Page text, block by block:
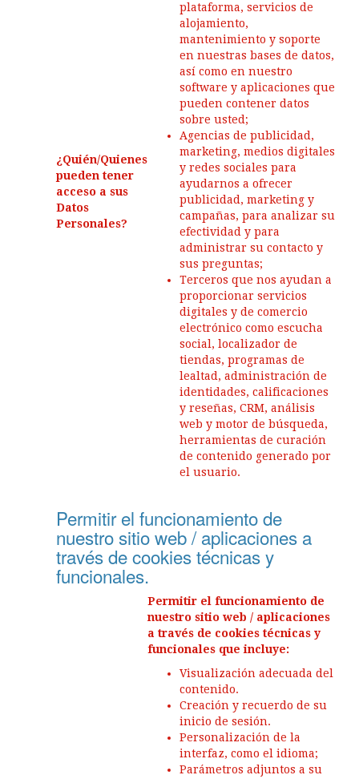
¿Quién/Quienes
pueden tener
acceso a sus
Datos
Personales?
plataforma, servicios de
alojamiento,
mantenimiento y soporte
en nuestras bases de datos,
así como en nuestro
software y aplicaciones que
pueden contener datos
sobre usted;
Agencias de publicidad,
marketing, medios digitales
y redes sociales para
ayudarnos a ofrecer
publicidad, marketing y
campañas, para analizar su
efectividad y para
administrar su contacto y
sus preguntas;
Terceros que nos ayudan a
proporcionar servicios
digitales y de comercio
electrónico como escucha
social, localizador de
tiendas, programas de
lealtad, administración de
identidades, calificaciones
y reseñas, CRM, análisis
web y motor de búsqueda,
herramientas de curación
de contenido generado por
el usuario.
Permitir el funcionamiento de
nuestro sitio web / aplicaciones a
través de cookies técnicas y
funcionales.
Permitir el funcionamiento de
nuestro sitio web / aplicaciones
a través de cookies técnicas y
funcionales que incluye:
Visualización adecuada del
contenido.
Creación y recuerdo de su
inicio de sesión.
Personalización de la
interfaz, como el idioma;
Parámetros adjuntos a su